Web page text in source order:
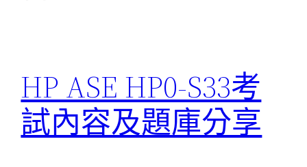
HP ASE HP0-S33考
試內容及題庫分享